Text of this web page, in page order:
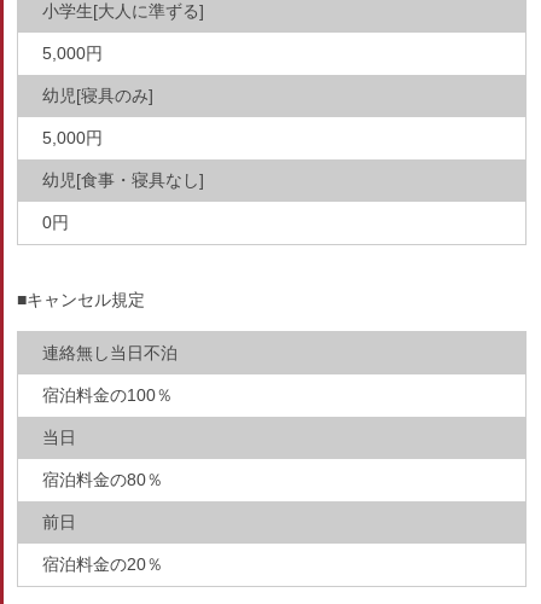
小学生[大人に準ずる]
5,000円
幼児[寝具のみ]
5,000円
幼児[食事・寝具なし]
0円
■キャンセル規定
連絡無し当日不泊
宿泊料金の100％
当日
宿泊料金の80％
前日
宿泊料金の20％